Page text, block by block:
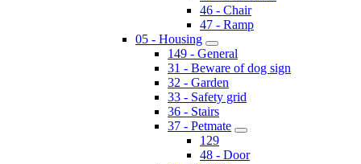
46 - Chair
47 - Ramp
05 - Housing
149 - General
31 - Beware of dog sign
32 - Garden
33 - Safety grid
36 - Stairs
37 - Petmate
129
48 - Door